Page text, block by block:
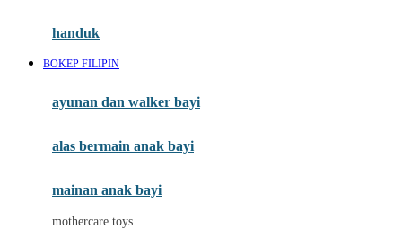
My Buddy Tag
My K
handuk
BOKEP FILIPIN
ayunan dan walker bayi
alas bermain anak bayi
mainan anak bayi
mothercare toys